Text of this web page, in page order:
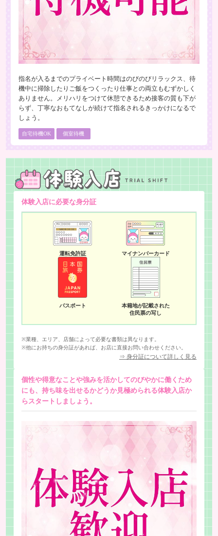
指名が入るまでのプライベート時間はのびのびリラックス、待
機中に掃除したりご飯をつくったり仕事との両立もむずかしく
ありません。メリハリをつけて休憩できるため接客の質も下が
らず、丁寧なおもてなしが続けて指名されるきっかけになるで
しょう。
自宅待機OK 個室待機
体験入店に必要な身分証
運転免許証 マイナンバーカード
パスポート
本籍地が記載された
住民票の写し
※業種、エリア、店舗によって必要な書類は異なります。
※他にお持ちの身分証があれば、お店に直接お問い合わせください。
⇒ 身分証について詳しく見る
個性や得意なことや強みを活かしてのびやかに働くため
にも、持ち味を出せるかどうか見極められる体験入店か
らスタートしましょう。